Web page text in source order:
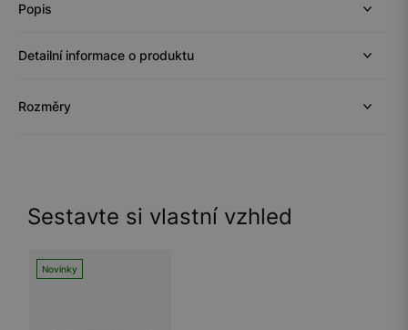
Popis
Detailní informace o produktu
Rozměry
Sestavte si vlastní vzhled
Novinky